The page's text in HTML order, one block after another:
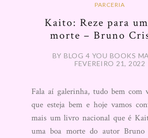
PARCERIA
Kaito: Reze para
morte – Bruno
BY BLOG 4 YOU BOOKS
FEVEREIRO 21, 2022
Fala aí galerinha, tudo bem com
que esteja bem e hoje vamos
mais um livro nacional que é
uma boa morte do autor